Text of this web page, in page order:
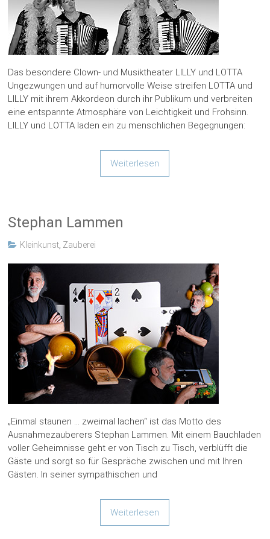
Das besondere Clown- und Musiktheater LILLY und LOTTA
Ungezwungen und auf humorvolle Weise streifen LOTTA und
LILLY mit ihrem Akkordeon durch ihr Publikum und verbreiten
eine entspannte Atmosphäre von Leichtigkeit und Frohsinn.
LILLY und LOTTA laden ein zu menschlichen Begegnungen:
Weiterlesen
Stephan Lammen
Kleinkunst Zauberei
„Einmal staunen … zweimal lachen“ ist das Motto des
Ausnahmezauberers Stephan Lammen. Mit einem Bauchladen
voller Geheimnisse geht er von Tisch zu Tisch, verblüfft die
Gäste und sorgt so für Gespräche zwischen und mit Ihren
Gästen. In seiner sympathischen und
Weiterlesen